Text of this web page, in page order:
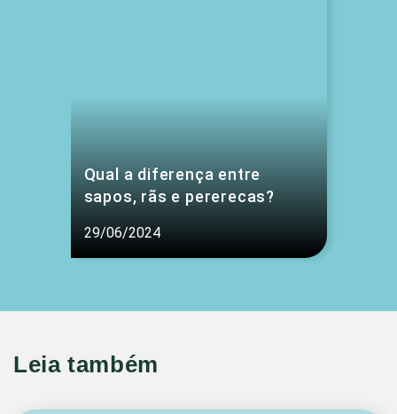
Qual a diferença entre
sapos, rãs e pererecas?
29/06/2024
Leia também